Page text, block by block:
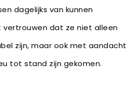
dagelijks van kunnen
dat ze niet alleen
zijn, maar ook met aandacht
tot stand zijn gekomen.